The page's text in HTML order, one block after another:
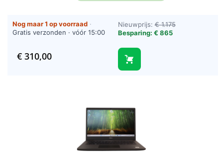
Nog maar 1 op voorraad ·
Gratis verzonden · vóór 15:00
Nieuwprijs:€ 1.175
Besparing: € 865
€310,00